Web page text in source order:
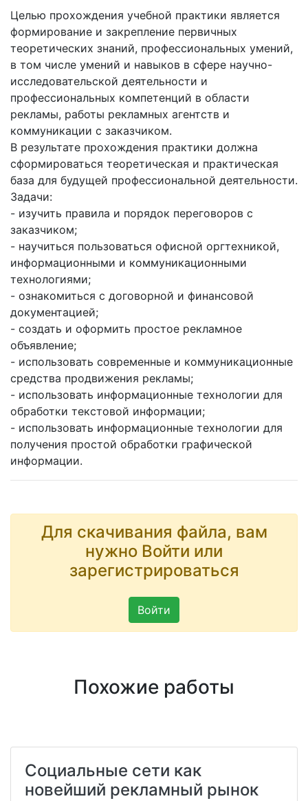
Целью прохождения учебной практики является
формирование и закрепление первичных
теоретических знаний, профессиональных умений,
в том числе умений и навыков в сфере научно-
исследовательской деятельности и
профессиональных компетенций в области
рекламы, работы рекламных агентств и
коммуникации с заказчиком.
В результате прохождения практики должна
сформироваться теоретическая и практическая
база для будущей профессиональной деятельности.
Задачи:
- изучить правила и порядок переговоров с
заказчиком;
- научиться пользоваться офисной оргтехникой,
информационными и коммуникационными
технологиями;
- ознакомиться с договорной и финансовой
документацией;
- создать и оформить простое рекламное
объявление;
- использовать современные и коммуникационные
средства продвижения рекламы;
- использовать информационные технологии для
обработки текстовой информации;
- использовать информационные технологии для
получения простой обработки графической
информации.
Для скачивания файла, вам
нужно Войти или
зарегистрироваться
Войти
Похожие работы
Социальные сети как
новейший рекламный рынок